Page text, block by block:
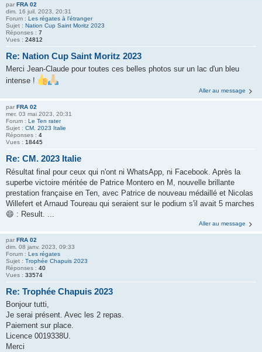
par FRA 02
dim. 16 juil. 2023, 20:31
Forum : Les régates à l'étranger
Sujet : Nation Cup Saint Moritz 2023
Réponses : 7
Vues : 24812
Re: Nation Cup Saint Moritz 2023
Merci Jean-Claude pour toutes ces belles photos sur un lac d'un bleu
intense !
Aller au message
par FRA 02
mer. 03 mai 2023, 20:31
Forum : Le Ten rater
Sujet : CM. 2023 Italie
Réponses : 4
Vues : 18445
Re: CM. 2023 Italie
Résultat final pour ceux qui n'ont ni WhatsApp, ni Facebook. Après la
superbe victoire méritée de Patrice Montero en M, nouvelle brillante
prestation française en Ten, avec Patrice de nouveau médaillé et Nicolas
Willefert et Arnaud Toureau qui seraient sur le podium s'il avait 5 marches
😄 : Result. ...
Aller au message
par FRA 02
dim. 08 janv. 2023, 09:33
Forum : Les régates
Sujet : Trophée Chapuis 2023
Réponses : 40
Vues : 33574
Re: Trophée Chapuis 2023
Bonjour tutti,
Je serai présent. Avec les 2 repas.
Paiement sur place.
Licence 0019338U.
Merci